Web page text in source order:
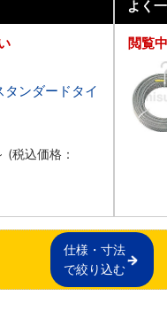
タンダードタイ
(税込価格：
よく
閲覧
仕様・寸法
で絞り込む